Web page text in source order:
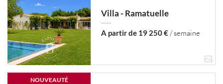
Villa - Ramatuelle
A partir de 19 250 €/ semaine
NOUVEAUTÉ